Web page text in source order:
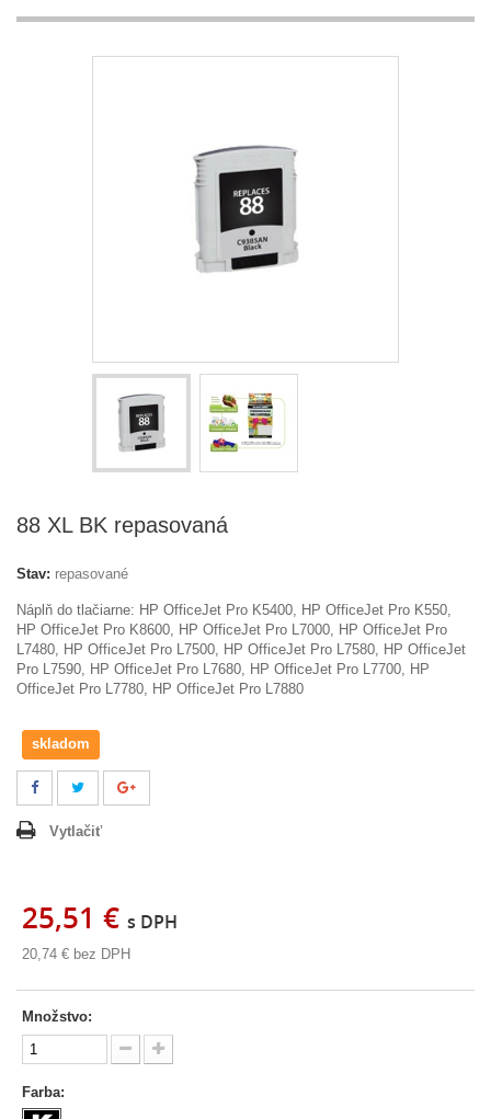
88 XL BK repasovaná
Stav: repasované
Náplň do tlačiarne: HP OfficeJet Pro K5400, HP OfficeJet Pro K550,
HP OfficeJet Pro K8600, HP OfficeJet Pro L7000, HP OfficeJet Pro
L7480, HP OfficeJet Pro L7500, HP OfficeJet Pro L7580, HP OfficeJet
Pro L7590, HP OfficeJet Pro L7680, HP OfficeJet Pro L7700, HP
OfficeJet Pro L7780, HP OfficeJet Pro L7880
skladom
Vytlačiť
25,51 € s DPH
20,74 € bez DPH
Množstvo:
Farba: